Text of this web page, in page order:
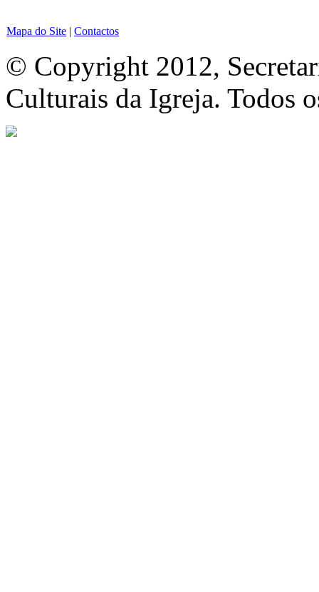
Mapa do Site | Contactos
© Copyright 2012,
Culturais da Igreja. Todos